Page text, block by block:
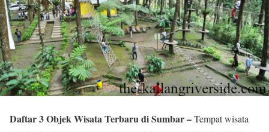
Daftar 3 Objek Wisata Terbaru di Sumbar –Tempat wisata